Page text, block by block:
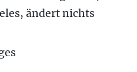
ändert nichts